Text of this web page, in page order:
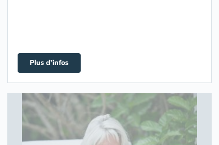
Plus d'infos